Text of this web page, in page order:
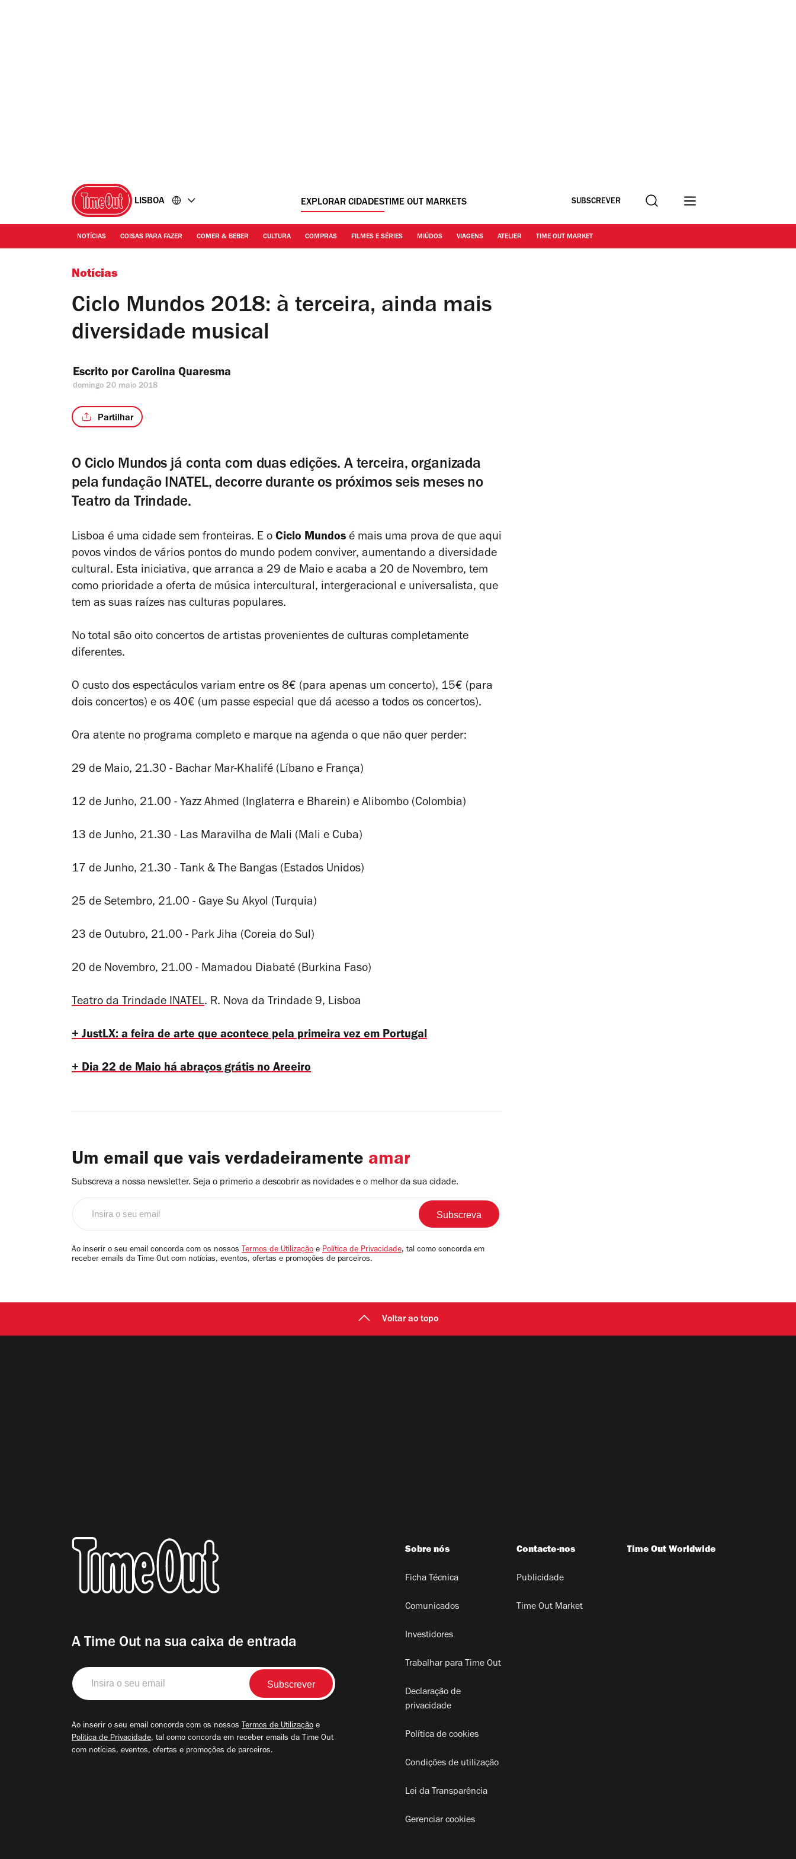
LISBOA EXPLORAR CIDADESTIME OUT MARKETS SUBSCREVER Procurar
NOTÍCIAS COISAS PARA FAZER COMER & BEBER CULTURA COMPRAS FILMES E SÉRIES MIÚDOS VIAGENS ATELIER TIME OUT MARKET
Notícias
Ciclo Mundos 2018: à terceira, ainda mais
diversidade musical
Escrito por Carolina Quaresma
domingo 20 maio 2018
Partilhar
O Ciclo Mundos já conta com duas edições. A terceira, organizada
pela fundação INATEL, decorre durante os próximos seis meses no
Teatro da Trindade.
Lisboa é uma cidade sem fronteiras. E o Ciclo Mundos é mais uma prova de que aqui
povos vindos de vários pontos do mundo podem conviver, aumentando a diversidade
cultural. Esta iniciativa, que arranca a 29 de Maio e acaba a 20 de Novembro, tem
como prioridade a oferta de música intercultural, intergeracional e universalista, que
tem as suas raízes nas culturas populares.
No total são oito concertos de artistas provenientes de culturas completamente
diferentes.
O custo dos espectáculos variam entre os 8€ (para apenas um concerto), 15€ (para
dois concertos) e os 40€ (um passe especial que dá acesso a todos os concertos).
Ora atente no programa completo e marque na agenda o que não quer perder:
29 de Maio, 21.30 - Bachar Mar-Khalifé (Líbano e França)
12 de Junho, 21.00 - Yazz Ahmed (Inglaterra e Bharein) e Alibombo (Colombia)
13 de Junho, 21.30 - Las Maravilha de Mali (Mali e Cuba)
17 de Junho, 21.30 - Tank & The Bangas (Estados Unidos)
25 de Setembro, 21.00 - Gaye Su Akyol (Turquia)
23 de Outubro, 21.00 - Park Jiha (Coreia do Sul)
20 de Novembro, 21.00 - Mamadou Diabaté (Burkina Faso)
Teatro da Trindade INATEL. R. Nova da Trindade 9, Lisboa
+JustLX: a feira de arte que acontece pela primeira vez em Portugal
+Dia 22 de Maio há abraços grátis no Areeiro
Um email que vais verdadeiramente amar
Subscreva a nossa newsletter. Seja o primerio a descobrir as novidades e o melhor da sua cidade.
email
Ao inserir o seu email concorda com os nossos Termos de Utilização e Política de Privacidade, tal como concorda em
receber emails da Time Out com notícias, eventos, ofertas e promoções de parceiros.
Voltar ao topo
A Time Out na sua caixa de entrada
Insira
o
seu
Ao inserir o seu email concorda com os nossos Termos de Utilização e
Política de Privacidade, tal como concorda em receber emails da Time Out
com notícias, eventos, ofertas e promoções de parceiros.
Sobre nós
Ficha Técnica
Comunicados
Investidores
Trabalhar para Time Out
Declaração de
privacidade
Política de cookies
Condições de utilização
Lei da Transparência
Gerenciar cookies
Contacte-nos
Publicidade
Time Out Market
Time Out Worldwide